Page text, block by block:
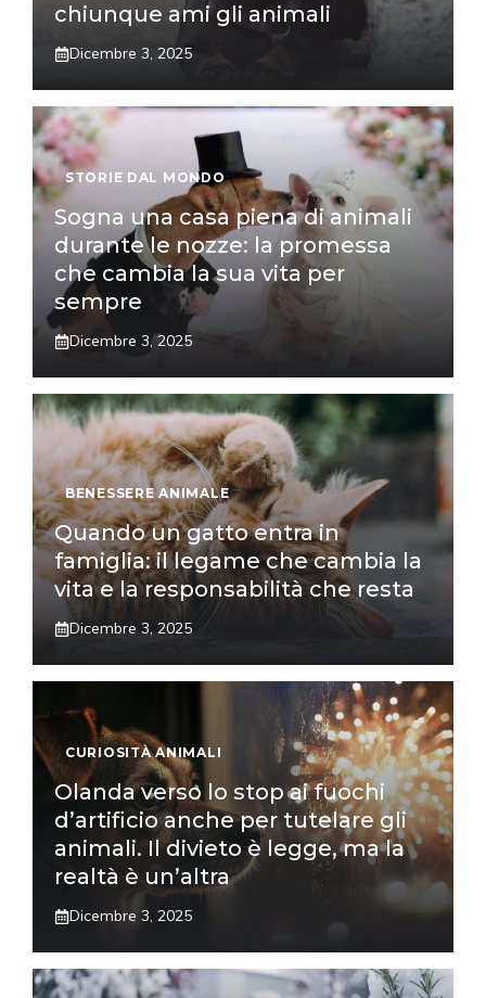
chiunque ami gli animali
Dicembre 3, 2025
STORIE DAL MONDO
Sogna una casa piena di animali
durante le nozze: la promessa
che cambia la sua vita per
sempre
Dicembre 3, 2025
BENESSERE ANIMALE
Quando un gatto entra in
famiglia: il legame che cambia la
vita e la responsabilità che resta
Dicembre 3, 2025
CURIOSITÀ ANIMALI
Olanda verso lo stop ai fuochi
d’artificio anche per tutelare gli
animali. Il divieto è legge, ma la
realtà è un’altra
Dicembre 3, 2025